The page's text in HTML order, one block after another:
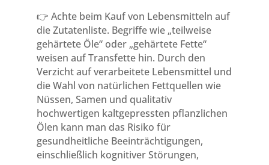
👉 Achte beim Kauf von Lebensmitteln auf
die Zutatenliste. Begriffe wie „teilweise
gehärtete Öle“ oder „gehärtete Fette“
weisen auf Transfette hin. Durch den
Verzicht auf verarbeitete Lebensmittel und
die Wahl von natürlichen Fettquellen wie
Nüssen, Samen und qualitativ
hochwertigen kaltgepressten pflanzlichen
Ölen kann man das Risiko für
gesundheitliche Beeinträchtigungen,
einschließlich kognitiver Störungen,